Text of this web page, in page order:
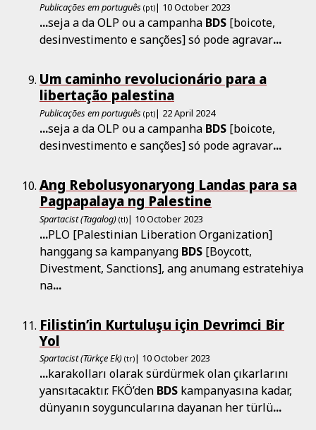
Publicações em português (pt)| 10 October 2023
...seja a da OLP ou a campanha BDS [boicote,
desinvestimento e sanções] só pode agravar...
Um caminho revolucionário para a
libertação palestina
Publicações em português (pt)| 22 April 2024
...seja a da OLP ou a campanha BDS [boicote,
desinvestimento e sanções] só pode agravar...
Ang Rebolusyonaryong Landas para sa
Pagpapalaya ng Palestine
Spartacist (Tagalog) (tl)| 10 October 2023
...PLO [Palestinian Liberation Organization]
hanggang sa kampanyang BDS [Boycott,
Divestment, Sanctions], ang anumang estratehiya
na...
Filistin’in Kurtuluşu için Devrimci Bir
Yol
Spartacist (Türkçe Ek) (tr)| 10 October 2023
...karakolları olarak sürdürmek olan çıkarlarını
yansıtacaktır. FKÖ’den BDS kampanyasına kadar,
dünyanın soyguncularına dayanan her türlü...